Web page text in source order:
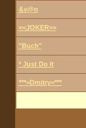
&v@n
<<JOKER>>
"Buch"
* Just Do It
***=Dmitry=***